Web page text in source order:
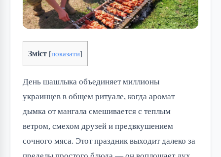
Зміст [показати]
День шашлыка объединяет миллионы
украинцев в общем ритуале, когда аромат
дымка от мангала смешивается с теплым
ветром, смехом друзей и предвкушением
сочного мяса. Этот праздник выходит далеко за